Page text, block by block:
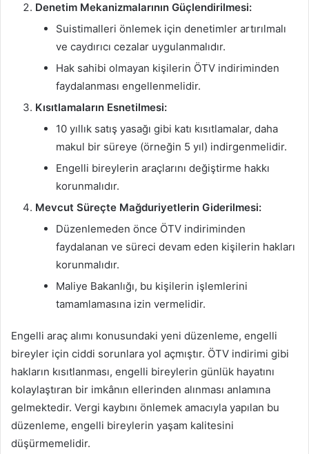
Denetim Mekanizmalarının Güçlendirilmesi:
Suistimalleri önlemek için denetimler artırılmalı
ve caydırıcı cezalar uygulanmalıdır.
Hak sahibi olmayan kişilerin ÖTV indiriminden
faydalanması engellenmelidir.
Kısıtlamaların Esnetilmesi:
10 yıllık satış yasağı gibi katı kısıtlamalar, daha
makul bir süreye (örneğin 5 yıl) indirgenmelidir.
Engelli bireylerin araçlarını değiştirme hakkı
korunmalıdır.
Mevcut Süreçte Mağduriyetlerin Giderilmesi:
Düzenlemeden önce ÖTV indiriminden
faydalanan ve süreci devam eden kişilerin hakları
korunmalıdır.
Maliye Bakanlığı, bu kişilerin işlemlerini
tamamlamasına izin vermelidir.
Engelli araç alımı konusundaki yeni düzenleme, engelli
bireyler için ciddi sorunlara yol açmıştır. ÖTV indirimi gibi
hakların kısıtlanması, engelli bireylerin günlük hayatını
kolaylaştıran bir imkânın ellerinden alınması anlamına
gelmektedir. Vergi kaybını önlemek amacıyla yapılan bu
düzenleme, engelli bireylerin yaşam kalitesini
düşürmemelidir.